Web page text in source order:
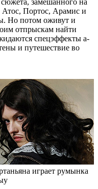
Атос, Портос, Арамис и
Но потом оживут и
отпрыскам найти
спецэффекты а-
и путешествие во
играет румынка